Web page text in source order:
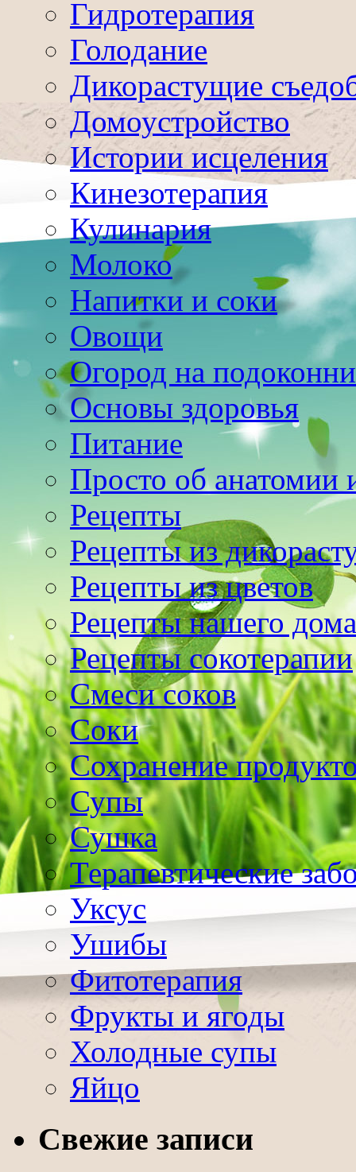
Гидротерапия
Голодание
Дикорастущие
Домоустройство
Истории исцеления
Кинезотерапия
Кулинария
Молоко
Напитки и соки
Овощи
Огород на
Основы здоровья
Питание
Просто об анатомии
Рецепты
Рецепты из
Рецепты из цветов
Рецепты нашего дома
Рецепты сокотерапии
Смеси соков
Соки
Сохранение
Супы
Сушка
Терапевтические
Уксус
Ушибы
Фитотерапия
Фрукты и ягоды
Холодные супы
Яйцо
Свежие записи